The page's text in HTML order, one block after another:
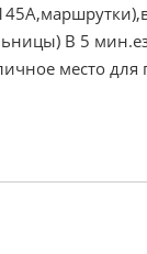
В 5
место